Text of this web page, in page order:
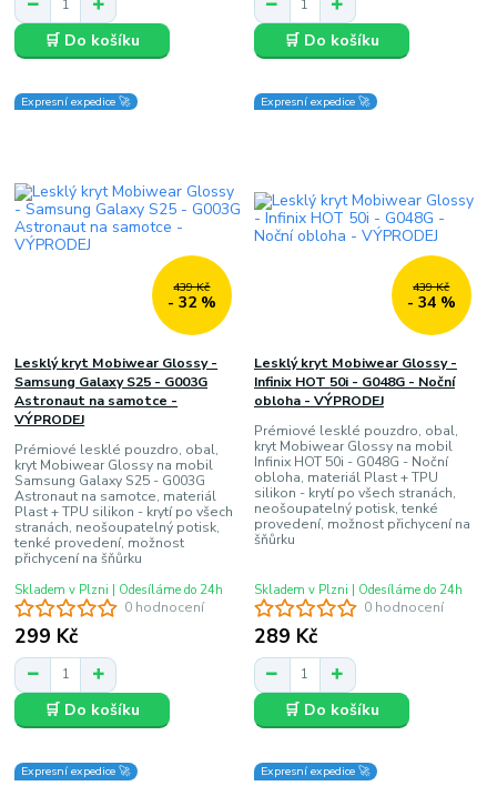
🛒 Do košíku 🛒 Do košíku
Expresní expedice 🚀
439 Kč
- 32 %
0 hodnocení
Lesklý kryt Mobiwear Glossy -
Samsung Galaxy S25 - G003G
Astronaut na samotce -
VÝPRODEJ
Prémiové lesklé pouzdro, obal,
kryt Mobiwear Glossy na mobil
Samsung Galaxy S25 - G003G
Astronaut na samotce, materiál
Plast + TPU silikon - krytí po všech
stranách, neošoupatelný potisk,
tenké provedení, možnost
přichycení na šňůrku
299 Kč
Skladem v Plzni | Odesíláme do 24h
🛒 Do košíku
Expresní expedice 🚀
439 Kč
- 34 %
0 hodnocení
Lesklý kryt Mobiwear Glossy -
Infinix HOT 50i - G048G - Noční
obloha - VÝPRODEJ
Prémiové lesklé pouzdro, obal,
kryt Mobiwear Glossy na mobil
Infinix HOT 50i - G048G - Noční
obloha, materiál Plast + TPU
silikon - krytí po všech stranách,
neošoupatelný potisk, tenké
provedení, možnost přichycení na
šňůrku
289 Kč
Skladem v Plzni | Odesíláme do 24h
🛒 Do košíku
Expresní expedice 🚀 Expresní expedice 🚀